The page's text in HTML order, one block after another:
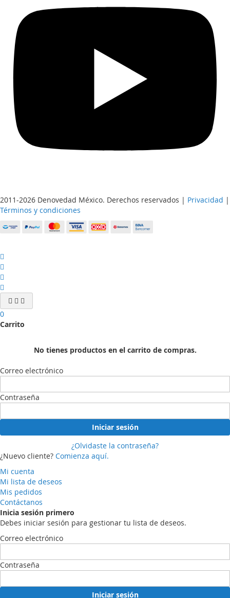
2011-2026 Denovedad México. Derechos reservados | Privacidad |
Términos y condiciones
0
Carrito
No tienes productos en el carrito de compras.
Correo electrónico
Contraseña
Iniciar sesión
¿Olvidaste la contraseña?
¿Nuevo cliente? Comienza aquí.
Mi cuenta
Mi lista de deseos
Mis pedidos
Contáctanos
Inicia sesión primero
Debes iniciar sesión para gestionar tu lista de deseos.
Correo electrónico
Contraseña
Iniciar sesión